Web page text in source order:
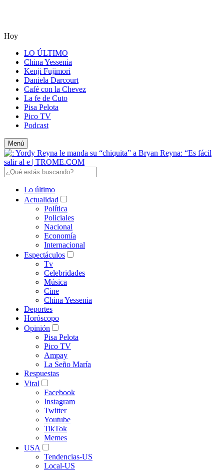
Hoy
LO ÚLTIMO
China Yessenia
Kenji Fujimori
Daniela Darcourt
Café con la Chevez
La fe de Cuto
Pisa Pelota
Pico TV
Podcast
Menú
Lo último
Actualidad
Política
Policiales
Nacional
Economía
Internacional
Espectáculos
Tv
Celebridades
Música
Cine
China Yessenia
Deportes
Horóscopo
Opinión
Pisa Pelota
Pico TV
Ampay
La Seño María
Respuestas
Viral
Facebook
Instagram
Twitter
Youtube
TikTok
Memes
USA
Tendencias-US
Local-US